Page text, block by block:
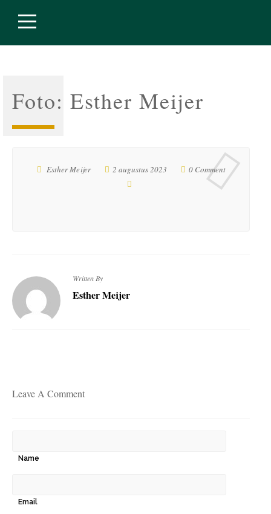
Foto: Esther Meijer
Esther Meijer 2 augustus 2023 0 Comment
Written By
Esther Meijer
Leave A Comment
Name
Email